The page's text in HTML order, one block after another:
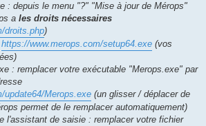
: depuis le menu "?" "Mise à jour de Mérops"
a les droits nécessaires
droits.php)
https://www.merops.com/setup64.exe (vos
: remplacer votre exécutable "Merops.exe" par
update64/Merops.exe (un glisser / déplacer de
permet de le remplacer automatiquement)
l'assistant de saisie : remplacer votre fichier